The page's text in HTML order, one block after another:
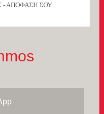
- ΑΠΟΦΑΣΗ ΣΟΥ